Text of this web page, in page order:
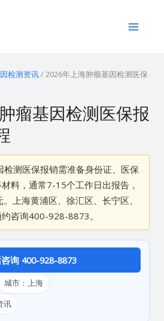
Menu
检测资讯/2026年上海肿瘤基因检测医保
瘤基因检测医保报
检测医保报销需准备身份证、医保
料，通常7-15个工作日出报告，
上海黄浦区、徐汇区、长宁区、
咨询400-928-8873。
询 400-928-8873
城市：上海
讯